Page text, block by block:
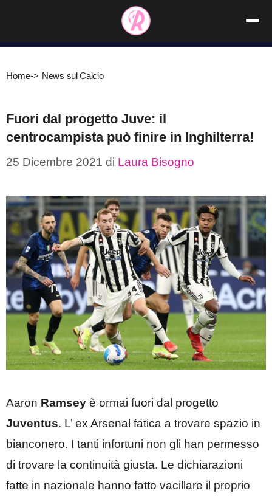
contenuto
Home-> News sul Calcio
Fuori dal progetto Juve: il
centrocampista può finire in Inghilterra!
25 Dicembre 2021 di Laura Bisogno
Aaron Ramsey è ormai fuori dal progetto
Juventus. L’ ex Arsenal fatica a trovare spazio in
bianconero. I tanti infortuni non gli han permesso
di trovare la continuità giusta. Le dichiarazioni
fatte in nazionale hanno fatto vacillare il proprio